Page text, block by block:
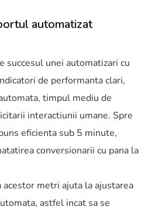
automatizat
succesul unei automatizari cu
de performanta clari,
timpul mediu de
interactiunii umane. Spre
eficienta sub 5 minute,
conversionarii cu pana la
metri ajuta la ajustarea
astfel incat sa se